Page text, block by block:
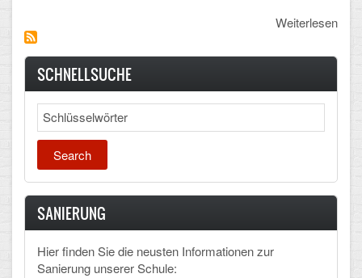
Cité
aus
Lausanne
Weiterlesen
SCHNELLSUCHE
Search
SANIERUNG
Hier finden Sie die neusten Informationen zur
Sanierung unserer Schule: